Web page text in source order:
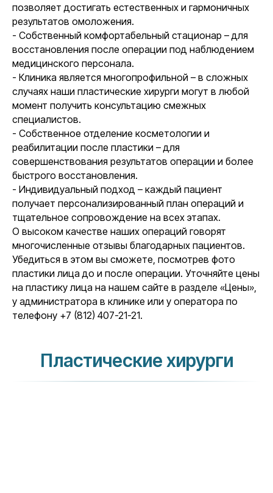
позволяет достигать естественных и гармоничных
результатов омоложения.
- Собственный комфортабельный стационар – для
восстановления после операции под наблюдением
медицинского персонала.
- Клиника является многопрофильной – в сложных
случаях наши пластические хирурги могут в любой
момент получить консультацию смежных
специалистов.
- Собственное отделение косметологии и
реабилитации после пластики – для
совершенствования результатов операции и более
быстрого восстановления.
- Индивидуальный подход – каждый пациент
получает персонализированный план операций и
тщательное сопровождение на всех этапах.
О высоком качестве наших операций говорят
многочисленные отзывы благодарных пациентов.
Убедиться в этом вы сможете, посмотрев фото
пластики лица до и после операции. Уточняйте цены
на пластику лица на нашем сайте в разделе «Цены»,
у администратора в клинике или у оператора по
телефону +7 (812) 407-21-21.
Пластические хирурги